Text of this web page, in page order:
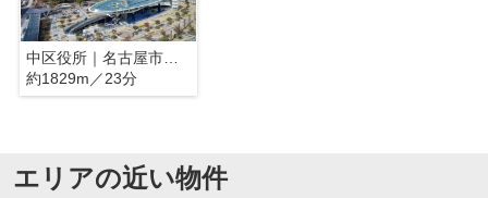
中区役所｜名古屋市中区
約1829m／23分
エリアの近い物件